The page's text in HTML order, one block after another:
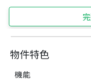
物件特色
機能